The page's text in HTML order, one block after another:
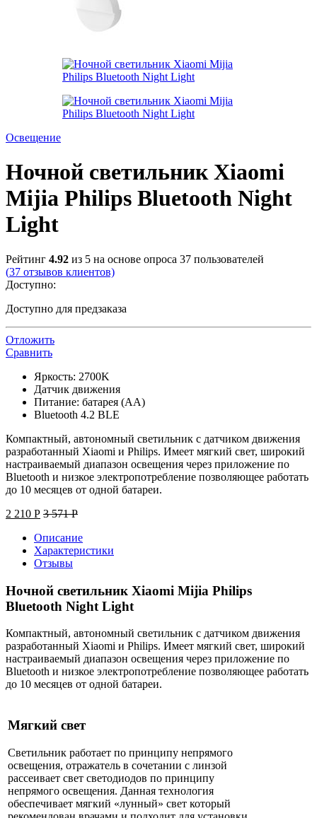
Освещение
Ночной светильник Xiaomi
Mijia Philips Bluetooth Night
Light
Рейтинг 4.92 из 5 на основе опроса 37 пользователей
(37 отзывов клиентов)
Доступно:
Доступно для предзаказа
Отложить
Сравнить
Яркость: 2700K
Датчик движения
Питание: батарея (АА)
Bluetooth 4.2 BLE
Компактный, автономный светильник с датчиком движения
разработанный Xiaomi и Philips. Имеет мягкий свет, широкий
настраиваемый диапазон освещения через приложение по
Bluetooth и низкое электропотребление позволяющее работать
до 10 месяцев от одной батареи.
2 210 Р 3 571Р
Описание
Характеристики
Отзывы
Ночной светильник Xiaomi Mijia Philips
Bluetooth Night Light
Компактный, автономный светильник с датчиком движения
разработанный Xiaomi и Philips. Имеет мягкий свет, широкий
настраиваемый диапазон освещения через приложение по
Bluetooth и низкое электропотребление позволяющее работать
до 10 месяцев от одной батареи.
Мягкий свет
Светильник работает по принципу непрямого
освещения, отражатель в сочетании с линзой
рассеивает свет светодиодов по принципу
непрямого освещения. Данная технология
обеспечивает мягкий «лунный» свет который